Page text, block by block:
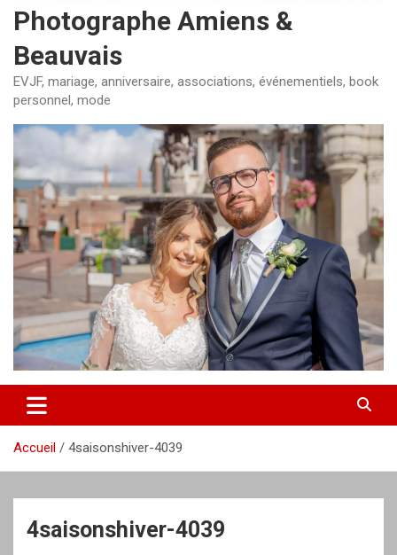
Photographe Amiens &
Beauvais
EVJF, mariage, anniversaire, associations, événementiels, book
personnel, mode
Accueil 4saisonshiver-4039
4saisonshiver-4039